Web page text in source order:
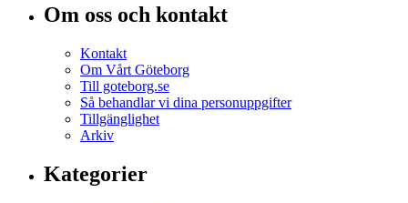
Om oss och kontakt
Kontakt
Om Vårt Göteborg
Till goteborg.se
Så behandlar vi dina personuppgifter
Tillgänglighet
Arkiv
Kategorier